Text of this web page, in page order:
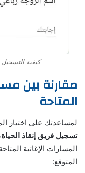
كيفية
مقارنة بين
المتاحة
لمساعدتك على اختيار
تسجيل فريق إنقاذ الحياة
المسارات الإغاثية
المتوقع: